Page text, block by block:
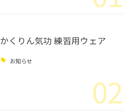
かくりん気功 練習用ウェア
お知らせ
02